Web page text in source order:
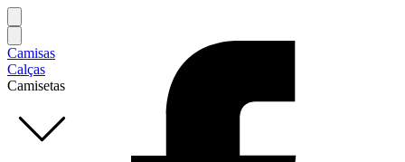
Camisas
Calças
Camisetas